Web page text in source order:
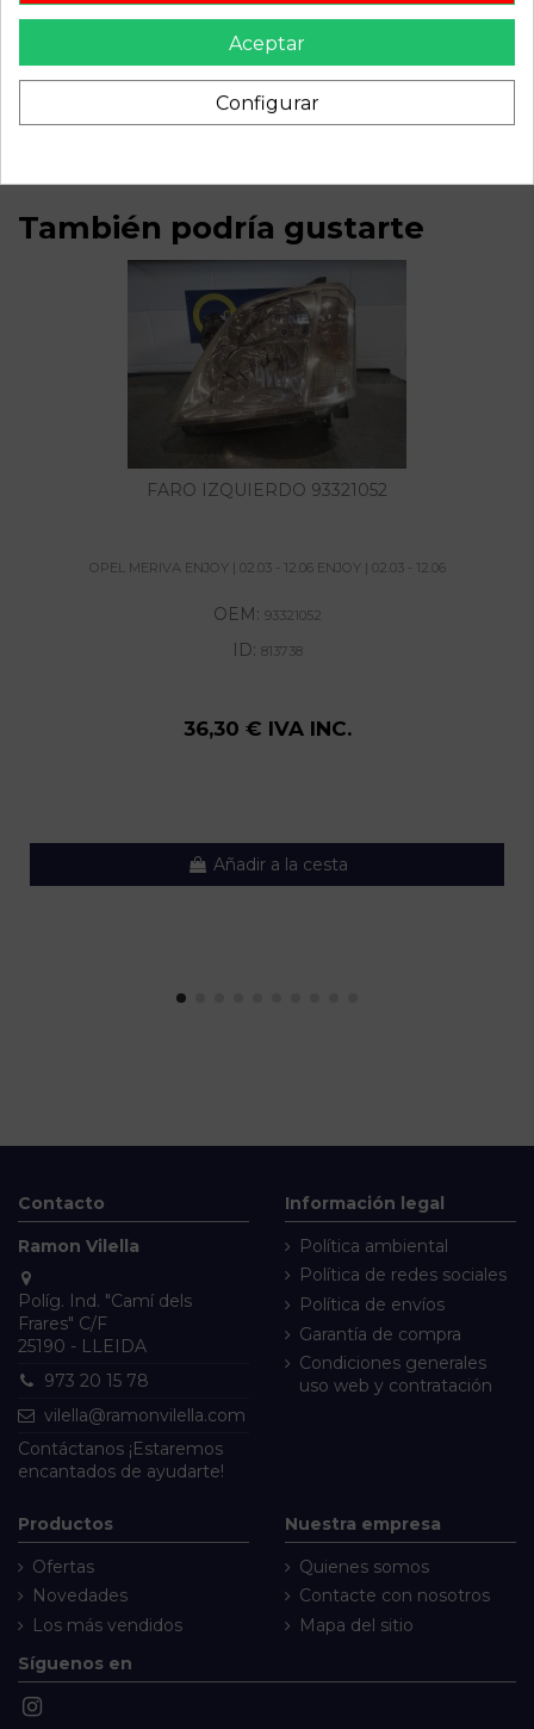
Descripción
Recambio de abs para opel meriva enjoy | 02.03 - 12.06
enjoy | 02.03 - 12.06 referencia OEM IAM 0265950350
También podría gustarte
FARO IZQUIERDO 93321052
OPEL MERIVA ENJOY | 02.03 - 12.06 ENJOY | 02.03 - 12.06
OEM: 93321052
ID: 813738
36,30 € IVA INC.
Añadir a la cesta
Contacto
Ramon Vilella
Políg. Ind. "Camí dels
Frares" C/F
25190 - LLEIDA
973 20 15 78
vilella@ramonvilella.com
Contáctanos ¡Estaremos
encantados de ayudarte!
Información legal
Política ambiental
Política de redes sociales
Política de envíos
Garantía de compra
Condiciones generales
uso web y contratación
Productos
Ofertas
Novedades
Los más vendidos
Nuestra empresa
Quienes somos
Contacte con nosotros
Mapa del sitio
Síguenos en
Aceptar
Configurar